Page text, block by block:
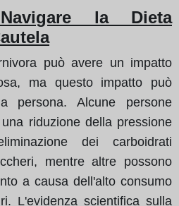
la Dieta
può avere un impatto
ma questo impatto può
persona. Alcune persone
riduzione della pressione
dei carboidrati
mentre altre possono
a causa dell'alto consumo
L'evidenza scientifica sulla